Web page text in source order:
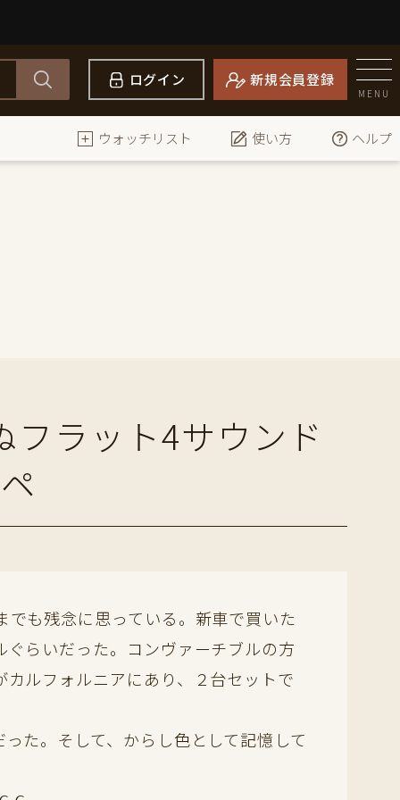
ログイン 新規会員登録
MENU
ウォッチリスト 使い方 ヘルプ
ラット4サウンド
も残念に思っている。新車で買いた
らいだった。コンヴァーチブルの方
ルフォルニアにあり、２台セットで
た。そして、からし色として記憶して